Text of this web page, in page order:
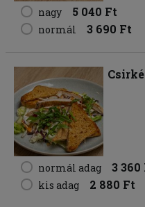
nagy 5 040 Ft
normál 3 690 Ft
normál adag 3 360
kis adag 2 880 Ft